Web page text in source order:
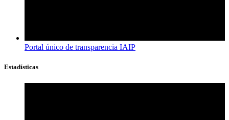
Portal único de transparencia IAIP
Estadísticas